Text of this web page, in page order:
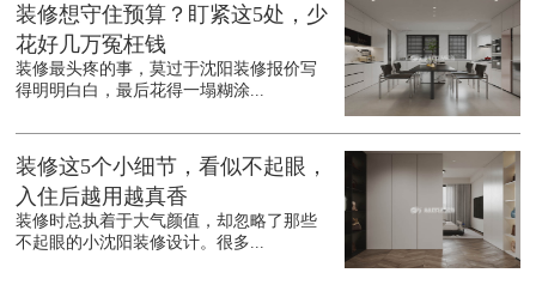
装修想守住预算？盯紧这5处，少
花好几万冤枉钱
装修最头疼的事，莫过于沈阳装修报价写
得明明白白，最后花得一塌糊涂...
装修这5个小细节，看似不起眼，
入住后越用越真香
装修时总执着于大气颜值，却忽略了那些
不起眼的小沈阳装修设计。很多...